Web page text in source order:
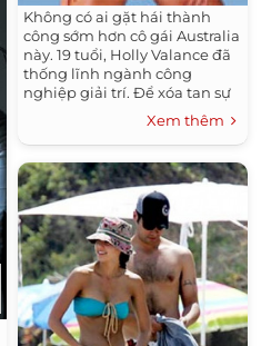
Không có ai gặt hái thành
công sớm hơn cô gái Australia
này. 19 tuổi, Holly Valance đã
thống lĩnh ngành công
nghiệp giải trí. Để xóa tan sự
buồn chán thường thấy trong
những video ca nhạc, Holly
chơi màn nude ngay trong
clip đầu tiên của mình.
Xem thêm